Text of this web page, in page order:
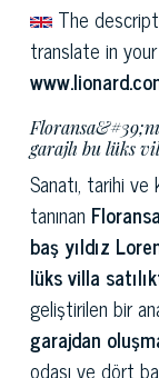
The
translate in
garajlı bu lüks
Sanatı, tarihi ve
tanınan Floransa
baş yıldız
lüks villa
geliştirilen bir
garajdan
odası ve dört